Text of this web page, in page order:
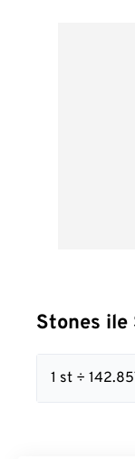
Stones ile
1 st ÷